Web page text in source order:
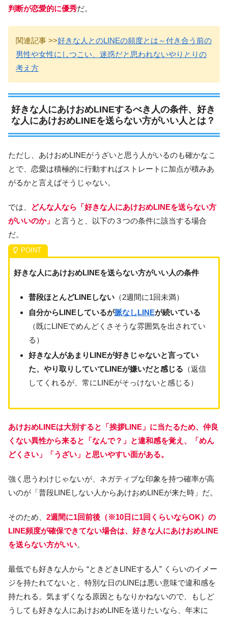
判断が恋愛的に優秀だ。
関連記事 >>好きな人とのLINEの頻度とは～付き合う前の
男性や女性にしつこい、迷惑だと思われないやりとりの
考え方
好きな人にあけおめLINEするべき人の条件、好き
な人にあけおめLINEを送らない方がいい人とは？
ただし、あけおめLINEがうざいと思う人がいるのも確かなこ
とで、恋愛は積極的に行動すればストレートに加点が積みあ
がるかと言えばそうじゃない。
では、
どんな人なら「好きな人にあけおめLINEを送らない方
がいいのか」 と言うと、以下の３つの条件に該当する場合
だ。
好きな人にあけおめLINEを送らない方がいい人の条件
普段ほとんどLINEしない（2週間に1回未満）
自分からLINEしているが脈なしLINEが続いている
（既にLINEでめんどくさそうな雰囲気を出されてい
る）
好きな人があまりLINEが好きじゃないと言ってい
た、やり取りしていてLINEが嫌いだと感じる （返信
してくれるが、常にLINEがそっけないと感じる）
あけおめLINEは大別すると「挨拶LINE」に当たるため、仲良
くない異性から来ると「なんで？」と違和感を覚え、
「めん
どくさい」「うざい」と思いやすい面がある。
強く思うわけじゃないが、ネガティブな印象を持つ確率が高
いのが「普段LINEしない人からあけおめLINEが来た時」だ。
そのため、 2週間に1回前後（※10日に1回くらいならOK）の
LINE頻度が確保できてない場合は、好きな人にあけおめLINE
を送らない方がいい。
最低でも好きな人から “ときどきLINEする人” くらいのイメー
ジを持たれてないと、特別な日のLINEは悪い意味で違和感を
持たれる。気まずくなる原因ともなりかねないので、もしど
うしても好きな人にあけおめLINEを送りたいなら、年末に